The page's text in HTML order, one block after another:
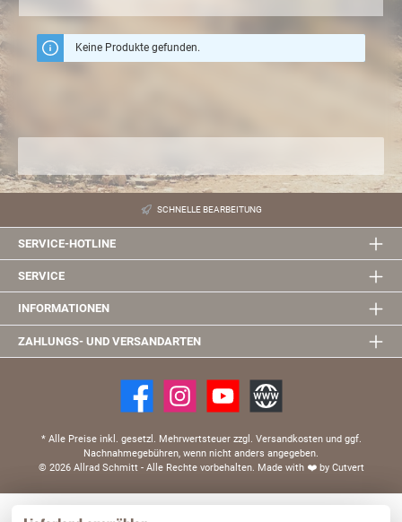
Keine Produkte gefunden.
SCHNELLE BEARBEITUNG
SERVICE-HOTLINE
SERVICE
INFORMATIONEN
ZAHLUNGS- UND VERSANDARTEN
* Alle Preise inkl. gesetzl. Mehrwertsteuer zzgl. Versandkosten und ggf.
Nachnahmegebühren, wenn nicht anders angegeben.
© 2026 Allrad Schmitt - Alle Rechte vorbehalten. Made with ❤️by Cutvert